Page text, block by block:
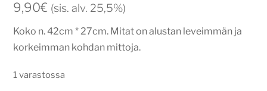
9,90€ (sis. alv. 25,5%)
Koko n. 42cm * 27cm. Mitat on alustan leveimmän ja
korkeimman kohdan mittoja.
1 varastossa